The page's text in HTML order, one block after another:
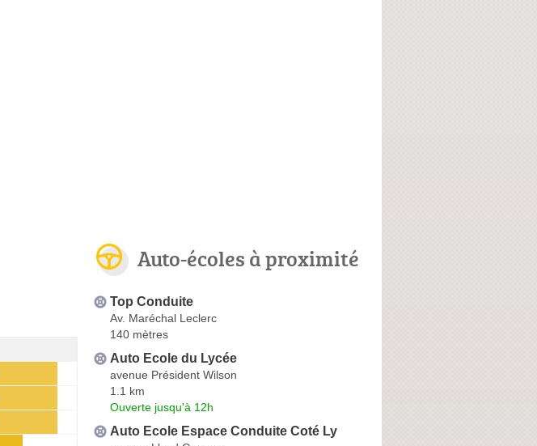
Auto-écoles à proximité
Top Conduite
Av. Maréchal Leclerc
140 mètres
Auto Ecole du Lycée
avenue Président Wilson
1.1 km
Ouverte jusqu'à 12h
Auto Ecole Espace Conduite Coté Ly